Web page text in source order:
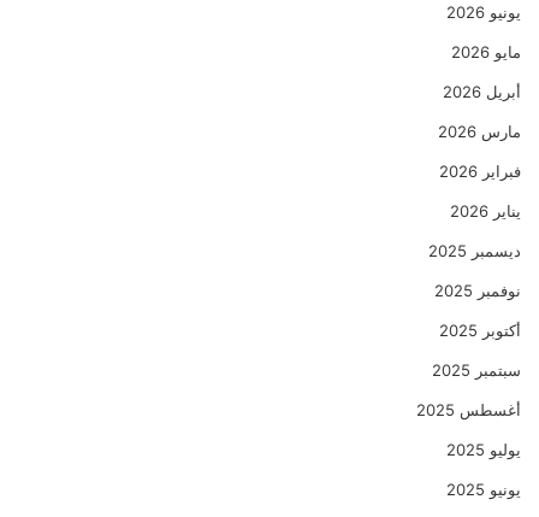
يونيو 2026
مايو 2026
أبريل 2026
مارس 2026
فبراير 2026
يناير 2026
ديسمبر 2025
نوفمبر 2025
أكتوبر 2025
سبتمبر 2025
أغسطس 2025
يوليو 2025
يونيو 2025